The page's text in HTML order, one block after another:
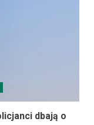
dbają o